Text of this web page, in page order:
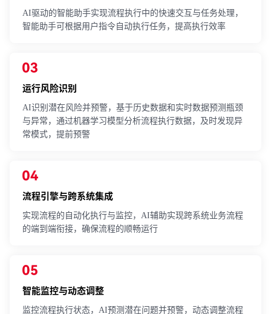
AI驱动的智能助手实现流程执行中的快速交互与任务处理，
智能助手可根据用户指令自动执行任务，提高执行效率
运行风险识别
AI识别潜在风险并预警，基于历史数据和实时数据预测瓶颈
与异常，通过机器学习模型分析流程执行数据，及时发现异
常模式，提前预警
流程引擎与跨系统集成
实现流程的自动化执行与监控，AI辅助实现跨系统业务流程
的端到端衔接，确保流程的顺畅运行
智能监控与动态调整
监控流程执行状态，AI预测潜在问题并预警，动态调整流程